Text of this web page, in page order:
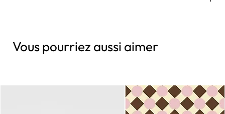
Vous pourriez aussi aimer